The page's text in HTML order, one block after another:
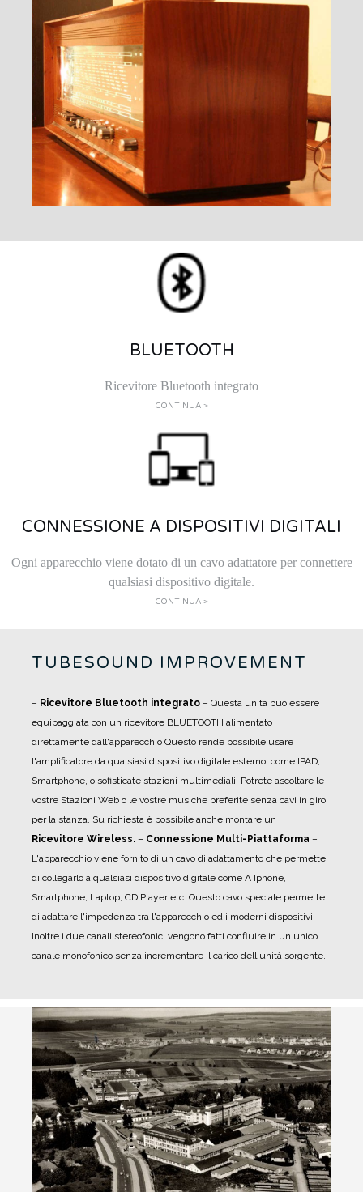
BLUETOOTH
Ricevitore Bluetooth integrato
CONTINUA >
CONNESSIONE A DISPOSITIVI DIGITALI
Ogni apparecchio viene dotato di un cavo adattatore per connettere
qualsiasi dispositivo digitale.
CONTINUA >
TUBESOUND IMPROVEMENT
– Ricevitore Bluetooth integrato – Questa unità può essere
equipaggiata con un ricevitore BLUETOOTH alimentato
direttamente dall'apparecchio Questo rende possibile usare
l'amplificatore da qualsiasi dispositivo digitale esterno, come IPAD,
Smartphone, o sofisticate stazioni multimediali. Potrete ascoltare le
vostre Stazioni Web o le vostre musiche preferite senza cavi in giro
per la stanza. Su richiesta è possibile anche montare un
Ricevitore Wireless. – Connessione Multi-Piattaforma –
L'apparecchio viene fornito di un cavo di adattamento che permette
di collegarlo a qualsiasi dispositivo digitale come A Iphone,
Smartphone, Laptop, CD Player etc. Questo cavo speciale permette
di adattare l'impedenza tra l'apparecchio ed i moderni dispositivi.
Inoltre i due canali stereofonici vengono fatti confluire in un unico
canale monofonico senza incrementare il carico dell'unità sorgente.